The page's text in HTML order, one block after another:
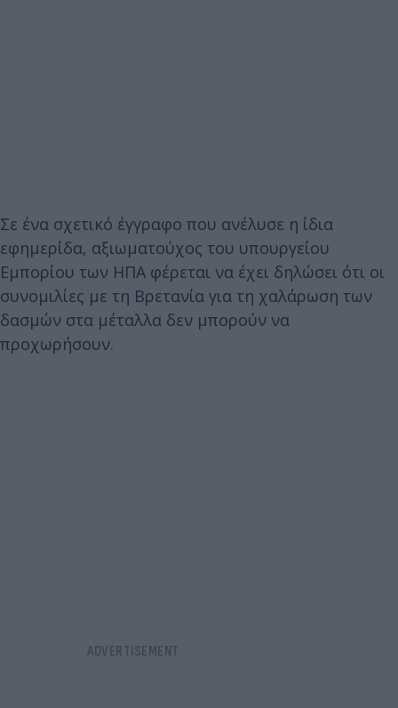
Σε ένα σχετικό έγγραφο που ανέλυσε η ίδια
εφημερίδα, αξιωματούχος του υπουργείου
Εμπορίου των ΗΠΑ φέρεται να έχει δηλώσει ότι οι
συνομιλίες με τη Βρετανία για τη χαλάρωση των
δασμών στα μέταλλα δεν μπορούν να
προχωρήσουν.